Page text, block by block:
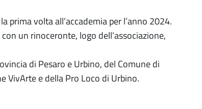
prima volta all’accademia per l’anno 2024.
un rinoceronte, logo dell’associazione,
di Pesaro e Urbino, del Comune di
VivArte e della Pro Loco di Urbino.